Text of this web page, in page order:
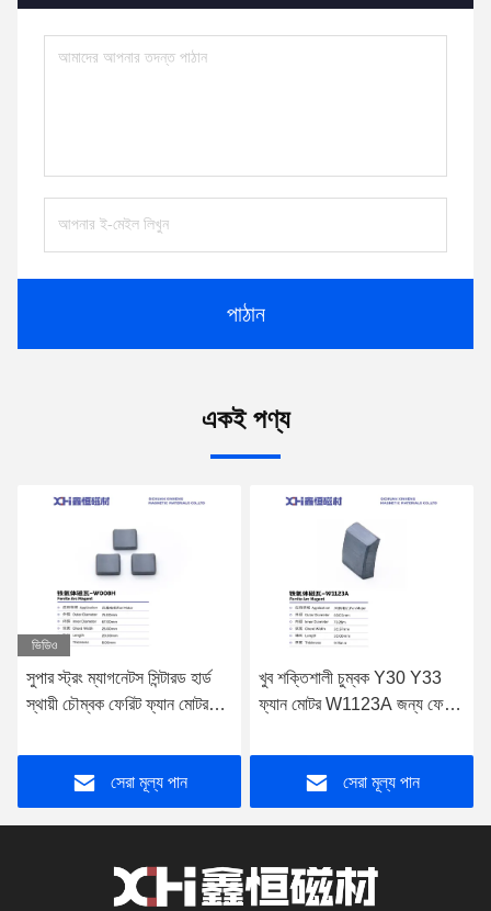
পাঠান
একই পণ্য
ভিডিও
সুপার স্ট্রং ম্যাগনেটস সিন্টারড হার্ড
স্থায়ী চৌম্বক ফেরিট ফ্যান মোটর
সেরা মূল্য পান
খুব শক্তিশালী চুম্বক Y30 Y33
ফ্যান মোটর W1123A জন্য ফেরেট
সেরা মূল্য পান